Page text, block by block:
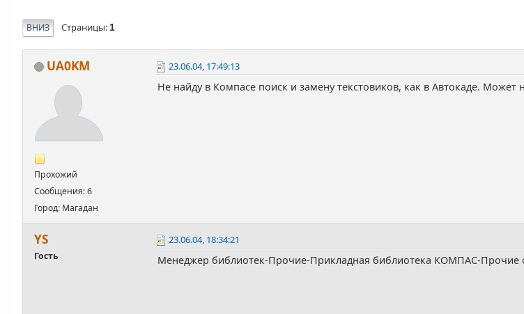
ВНИЗ Страницы 1
UA0KM
Прохожий
Сообщения: 6
Город: Магадан
23.06.04, 17:49:13
Не найду в Компасе поиск и замену текстовиков, как в Автокаде. Может
YS
Гость
23.06.04, 18:34:21
Менеджер библиотек-Прочие-Прикладная библиотека КОМПАС-Прочие